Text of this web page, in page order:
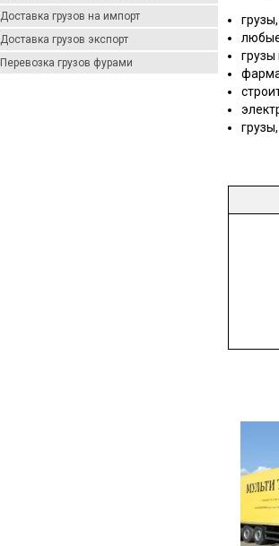
Доставка грузов на импорт
Доставка грузов экспорт
Перевозка грузов фурами